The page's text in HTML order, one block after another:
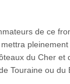
de ce
du Cher et
Touraine ou du